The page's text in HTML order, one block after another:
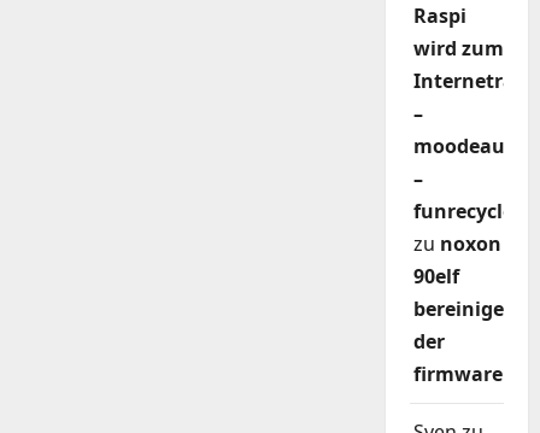
Raspi
wird zum
–
moodeaudio
–
funrecycler
zu noxon
90elf
bereinigen
der
firmware